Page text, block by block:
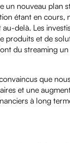
un nouveau plan
étant en cours,
delà. Les
produits et de
du streaming
que
et une
à long